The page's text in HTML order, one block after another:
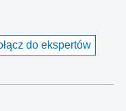
do ekspertów